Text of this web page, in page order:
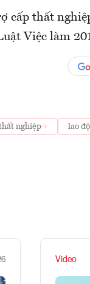
cấp thất
Việc làm
nghiệp lao
Video